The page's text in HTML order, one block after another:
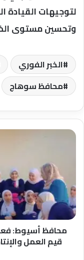
لتوجيهات القيادة
وتحسين مستوى
الخبر الفوري
محافظ سوهاج
محافظ
وفنية
متنوعة
لترسيخ
قيم
العمل
والإنتاج
والوعي
المجتمعي
محافظ أسيوط:
قيم العمل